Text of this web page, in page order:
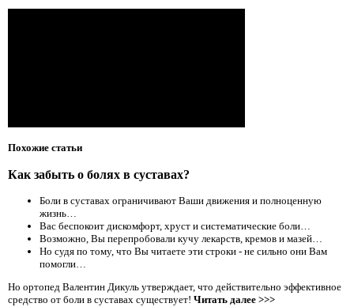
Похожие статьи
Как забыть о болях в суставах?
Боли в суставах ограничивают Ваши движения и полноценную
жизнь…
Вас беспокоит дискомфорт, хруст и систематические боли…
Возможно, Вы перепробовали кучу лекарств, кремов и мазей…
Но судя по тому, что Вы читаете эти строки - не сильно они Вам
помогли…
Но ортопед Валентин Дикуль утверждает, что действительно эффективное
средство от боли в суставах существует! Читать далее >>>